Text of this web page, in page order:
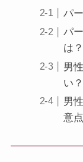
パ
パ
は？
男
い？
男
意